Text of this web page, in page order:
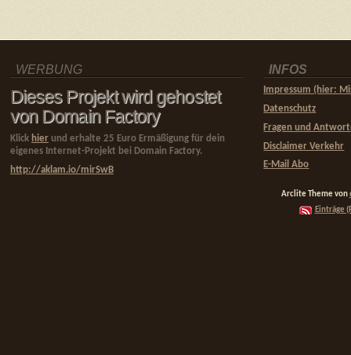
WERBUNG
Dieses Projekt wird gehostet
von Domain Factory
Klick hier und erhalte 25 Euro Ermäßigung für dein
eigenes Internet-Projekt bei Domain Factory.
http://aklam.io/mirSwB
INFOS
Impressum (hier:
Datenschutz
Fragen und
Disclaimer Verkehr
E-Mail Abo
Arclite Theme von
Einträge